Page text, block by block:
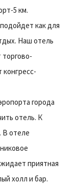
5 км.
как для
Наш отель
конгресс-
города
отель. К
В отеле
приятная
холл и бар.